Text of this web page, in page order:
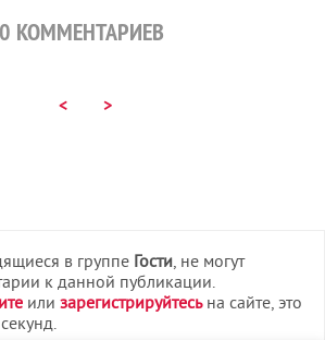
0 КОММЕНТАРИЕВ
< >
в группе Гости, не могут
к данной публикации.
или зарегистрируйтесьна сайте, это